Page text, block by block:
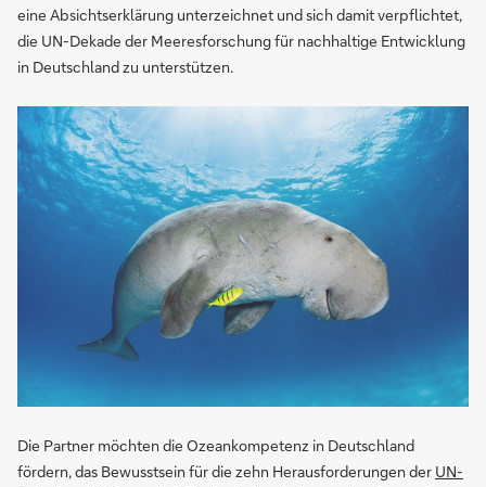
eine Absichtserklärung unterzeichnet und sich damit verpflichtet,
die UN-Dekade der Meeresforschung für nachhaltige Entwicklung
in Deutschland zu unterstützen.
Die Partner möchten die Ozeankompetenz in Deutschland
fördern, das Bewusstsein für die zehn Herausforderungen der UN-